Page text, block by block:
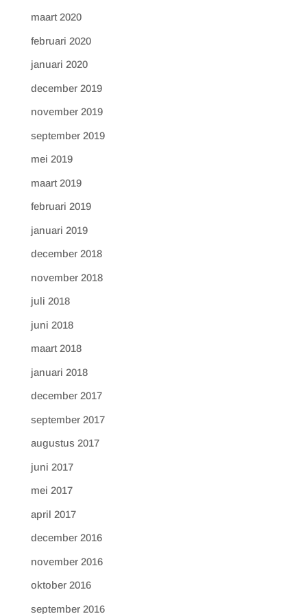
maart 2020
februari 2020
januari 2020
december 2019
november 2019
september 2019
mei 2019
maart 2019
februari 2019
januari 2019
december 2018
november 2018
juli 2018
juni 2018
maart 2018
januari 2018
december 2017
september 2017
augustus 2017
juni 2017
mei 2017
april 2017
december 2016
november 2016
oktober 2016
september 2016